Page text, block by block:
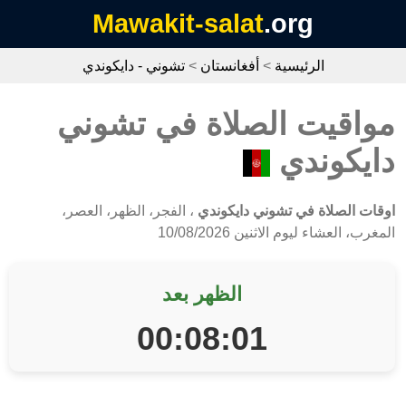
Mawakit-salat.org
الرئيسية > أفغانستان > تشوني - دايكوندي
مواقيت الصلاة في تشوني
دايكوندي
اوقات الصلاة في تشوني دايكوندي ، الفجر، الظهر، العصر،
المغرب، العشاء ليوم الاثنين 10/08/2026
الظهر بعد
00:08:01